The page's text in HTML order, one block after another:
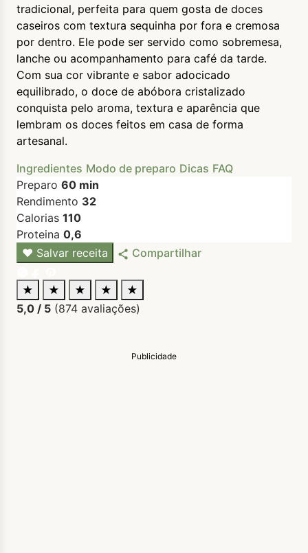
tradicional, perfeita para quem gosta de doces
caseiros com textura sequinha por fora e cremosa
por dentro. Ele pode ser servido como sobremesa,
lanche ou acompanhamento para café da tarde.
Com sua cor vibrante e sabor adocicado
equilibrado, o doce de abóbora cristalizado
conquista pelo aroma, textura e aparência que
lembram os doces feitos em casa de forma
artesanal.
Ingredientes Modo de preparo Dicas FAQ
Preparo 60 min
Rendimento 32
Calorias 110
Proteina 0,6
♥ Salvar receita Compartilhar
★ ★ ★ ★
★
5,0 / 5 (874 avaliações)
Publicidade